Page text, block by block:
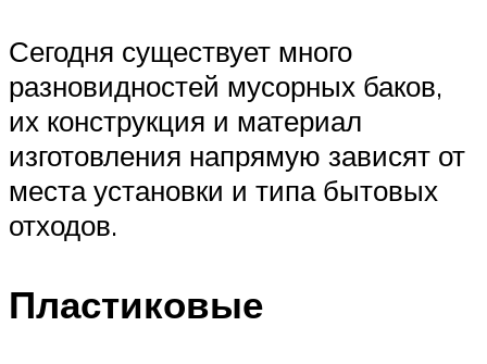
Сегодня существует много
разновидностей мусорных баков,
их конструкция и материал
изготовления напрямую зависят от
места установки и типа бытовых
отходов.
Пластиковые